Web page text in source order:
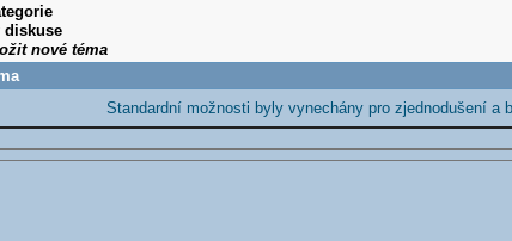
diskuse
nové téma
Standardní možnosti byly vynechány pro zjednodušení a